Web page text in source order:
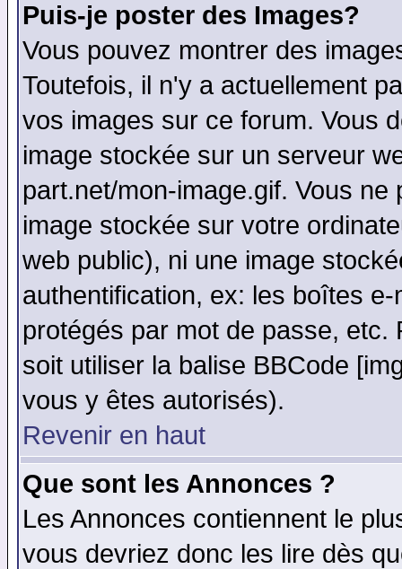
Puis-je poster des Images?
Vous pouvez montrer des
Toutefois, il n'y a actuellement
vos images sur ce forum. Vous
image stockée sur un serveur
part.net/mon-image.gif. Vous
image stockée sur votre
web public), ni une image
authentification, ex: les boîtes
protégés par mot de passe,
soit utiliser la balise BBCode
vous y êtes autorisés).
Revenir en haut
Que sont les Annonces ?
Les Annonces contiennent le
vous devriez donc les lire dès